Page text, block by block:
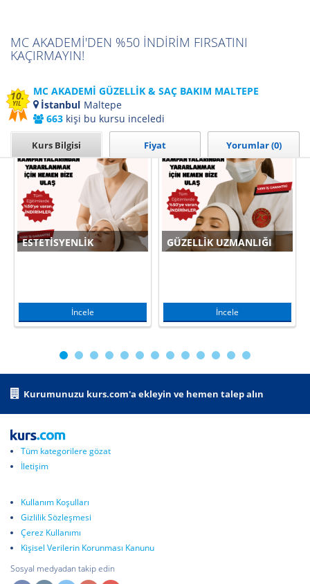
10.
YIL
MC AKADEMİ GÜZELLİK & SAÇ BAKIM MALTEPE
İstanbul Maltepe
663 kişi bu kursu inceledi
Kurs Bilgisi Fiyat Yorumlar (0)
MC AKADEMİ'DEN %50 İNDİRİM FIRSATINI
KAÇIRMAYIN!
Detaylı bilgi için hemen arayın ve uzmanlarımız ile görüşün...
Kurumun Tüm Kursları İçin Tıklayınız
ESTETISYENLIK
İncele
GÜZELLIK UZMANLIĞI
İncele
Kurumunuzu kurs.com'a ekleyin ve hemen talep alın
Tüm kategorilere gözat
İletişim
Kullanım Koşulları
Gizlilik Sözleşmesi
Çerez Kullanımı
Kişisel Verilerin Korunması Kanunu
Sosyal medyadan takip edin